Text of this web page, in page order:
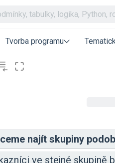
Tvorba programu
najít skupiny
ve stejné skupině